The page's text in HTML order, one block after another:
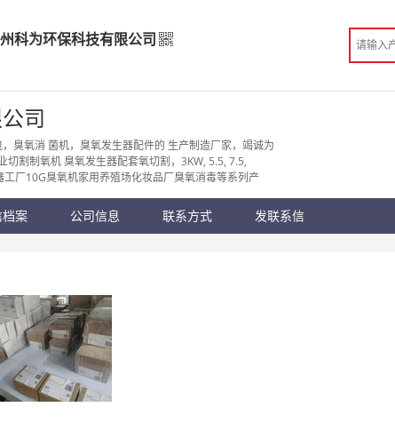
科为环保科技有限公司
贵州科为环保科技有限公司
经营模式：生产制造
所在地区：贵州省 安顺市
认证信息：
身份认证
手机访问展示厅
司
臭氧消 菌机，臭氧发生器配件的 生产制造厂家，竭诚为
割制氧机 臭氧发生器配套氧切割，3KW, 5.5, 7.5,
厂10G臭氧机家用养殖场化妆品厂臭氧消毒等系列产
案 公司信息 联系方式 发联系信